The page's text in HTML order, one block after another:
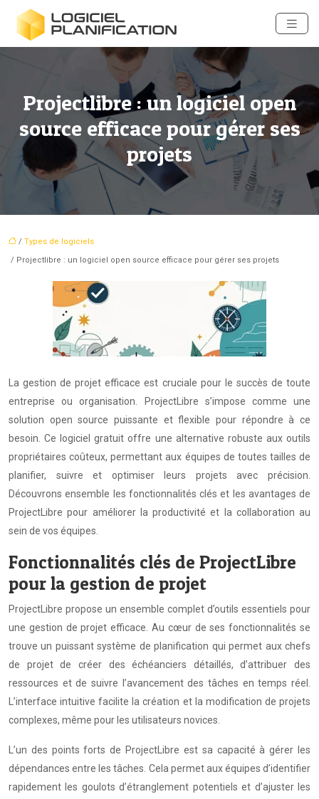
Projectlibre : un logiciel open
source efficace pour gérer ses
projets
/ Types de logiciels
/ Projectlibre : un logiciel open source efficace pour gérer ses projets
entreprise ou organisation. ProjectLibre s’impose comme une
solution open source puissante et flexible pour répondre à ce
besoin. Ce logiciel gratuit offre une alternative robuste aux outils
propriétaires coûteux, permettant aux équipes de toutes tailles de
planifier, suivre et optimiser leurs projets avec précision.
Découvrons ensemble les fonctionnalités clés et les avantages de
ProjectLibre pour améliorer la productivité et la collaboration au
sein de vos équipes.
Fonctionnalités clés de ProjectLibre
pour la gestion de projet
ProjectLibre propose un ensemble complet d’outils essentiels pour
une gestion de projet efficace. Au cœur de ses fonctionnalités se
trouve un puissant système de planification qui permet aux chefs
de projet de créer des échéanciers détaillés, d’attribuer des
ressources et de suivre l’avancement des tâches en temps réel.
L’interface intuitive facilite la création et la modification de projets
complexes, même pour les utilisateurs novices.
L’un des points forts de ProjectLibre est sa capacité à gérer les
dépendances entre les tâches. Cela permet aux équipes d’identifier
rapidement les goulots d’étranglement potentiels et d’ajuster les